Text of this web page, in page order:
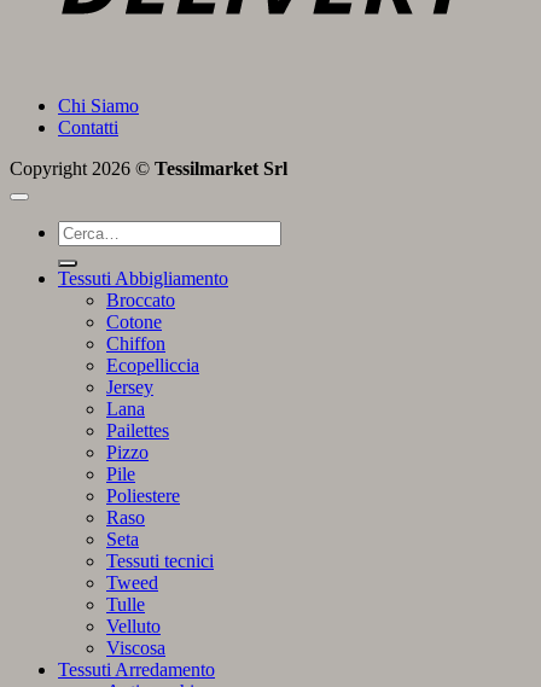
Chi Siamo
Contatti
Copyright 2026 © Tessilmarket Srl
Cerca:
Tessuti Abbigliamento
Broccato
Cotone
Chiffon
Ecopelliccia
Jersey
Lana
Pailettes
Pizzo
Pile
Poliestere
Raso
Seta
Tessuti tecnici
Tweed
Tulle
Velluto
Viscosa
Tessuti Arredamento